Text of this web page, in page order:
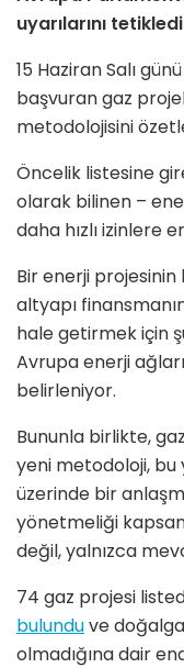
uyarılarını
15 Haziran Salı
başvuran gaz
metodolojisini
Öncelik listesine
olarak bilinen –
daha hızlı izinlere
Bir enerji
altyapı
hale getirmek için
Avrupa enerji
belirleniyor.
Bununla birlikte,
yeni metodoloji, bu
üzerinde bir
yönetmeliği
değil, yalnızca
74 gaz projesi
bulunduve
olmadığına dair